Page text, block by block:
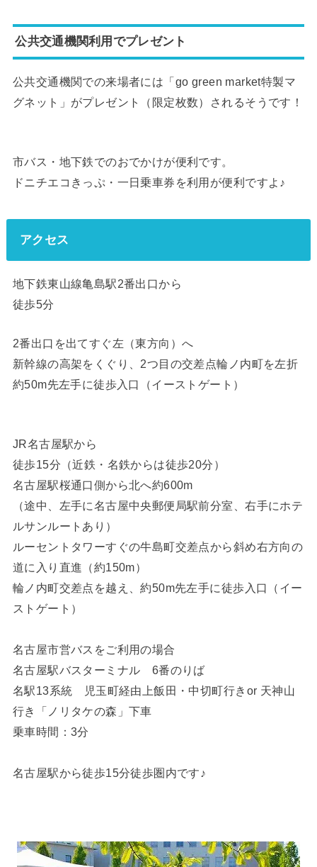
公共交通機関利用でプレゼント
公共交通機関での来場者には「go green market特製マ
グネット」がプレゼント（限定枚数）されるそうです！
市バス・地下鉄でのおでかけが便利です。
ドニチエコきっぷ・一日乗車券を利用が便利ですよ♪
アクセス
地下鉄東山線亀島駅2番出口から
徒歩5分
2番出口を出てすぐ左（東方向）へ
新幹線の高架をくぐり、2つ目の交差点輪ノ内町を左折
約50m先左手に徒歩入口（イーストゲート）
JR名古屋駅から
徒歩15分（近鉄・名鉄からは徒歩20分）
名古屋駅桜通口側から北へ約600m
（途中、左手に名古屋中央郵便局駅前分室、右手にホテ
ルサンルートあり）
ルーセントタワーすぐの牛島町交差点から斜め右方向の
道に入り直進（約150m）
輪ノ内町交差点を越え、約50m先左手に徒歩入口（イー
ストゲート）
名古屋市営バスをご利用の場合
名古屋駅バスターミナル 6番のりば
名駅13系統 児玉町経由上飯田・中切町行きor 天神山
行き「ノリタケの森」下車
乗車時間：3分
名古屋駅から徒歩15分徒歩圏内です♪